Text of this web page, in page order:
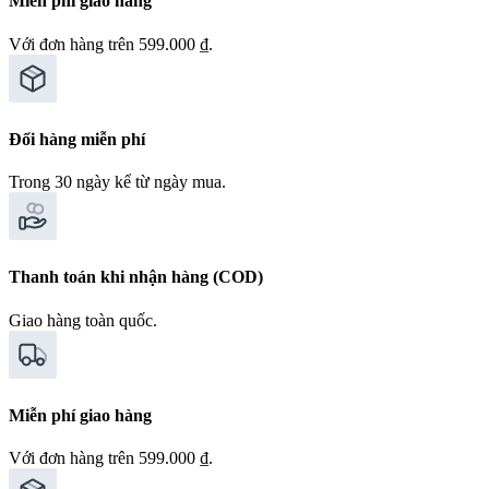
Với đơn hàng trên 599.000 ₫.
Đổi hàng miễn phí
Trong 30 ngày kể từ ngày mua.
Thanh toán khi nhận hàng (COD)
Giao hàng toàn quốc.
Miễn phí giao hàng
Với đơn hàng trên 599.000 ₫.